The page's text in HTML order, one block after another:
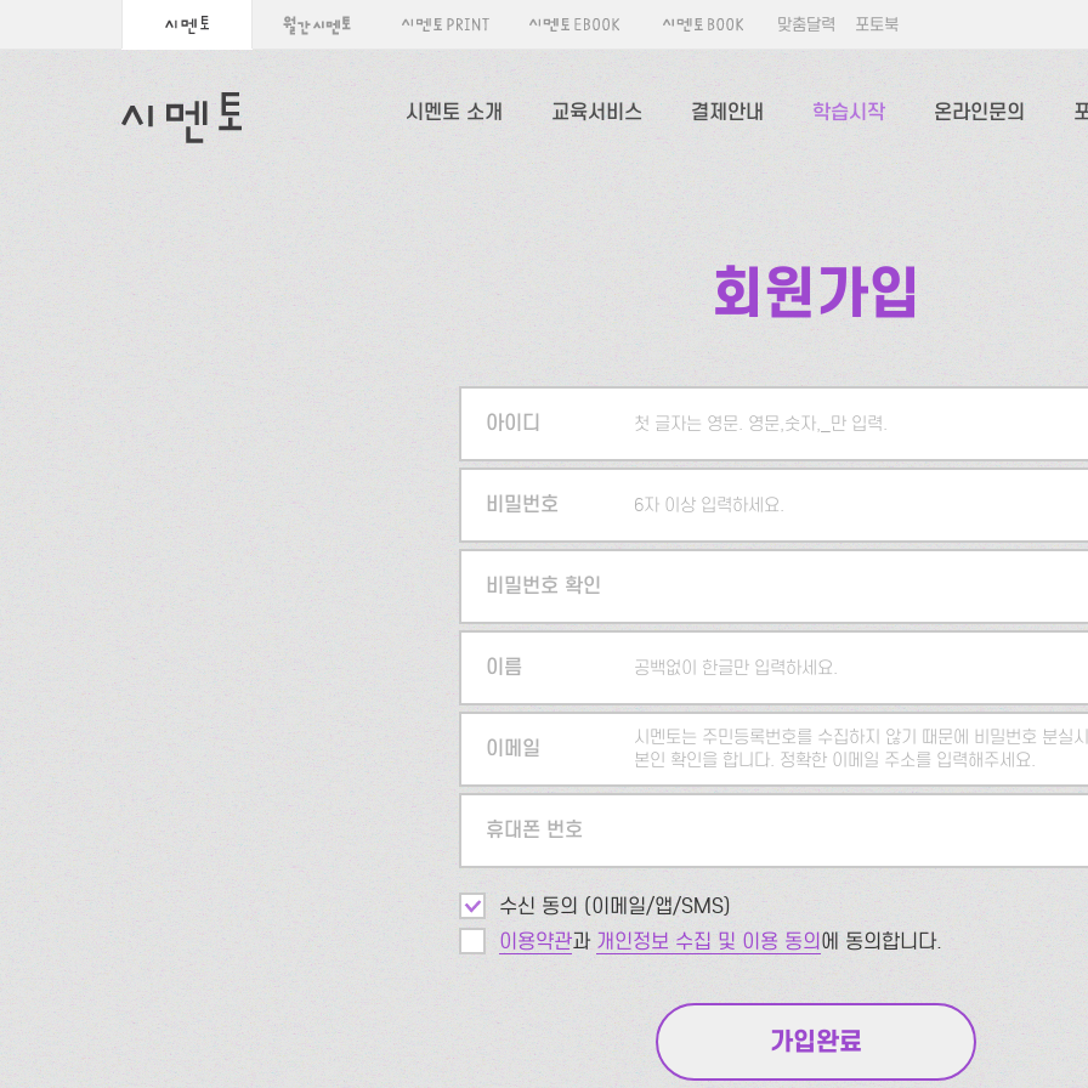
맞춤달력 포토북
시멘토 소개 교육서비스 결제안내 학습시작 온라인문의
회원가입
아이디 첫 글자는 영문. 영문,숫자,_만 입력.
5자 이상 입력하세요.
비밀번호 6자 이상 입력하세요.
비밀번호 확인
이름 공백없이 한글만 입력하세요.
이메일
시멘토는 주민등록번호를 수집하지 않기 때문에 비밀번호 분실
본인 확인을 합니다. 정확한 이메일 주소를 입력해주세요.
휴대폰 번호
수신 동의 (이메일/앱/SMS)
이용약관과 개인정보 수집 및 이용 동의에 동의합니다.